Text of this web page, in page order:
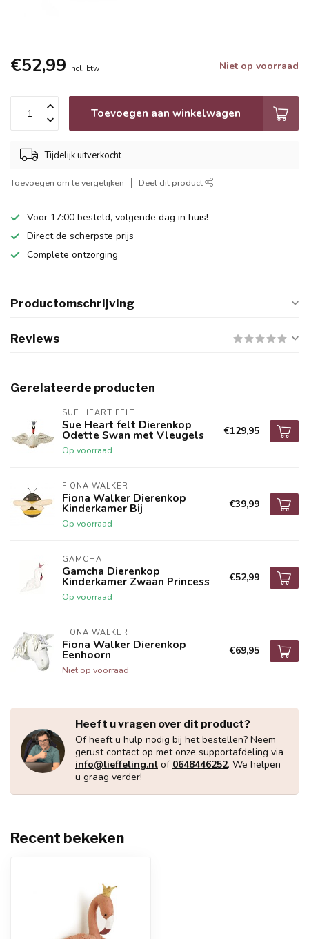
€52,99 Incl. btw Niet op voorraad
Toevoegen aan winkelwagen
Tijdelijk uitverkocht
Toevoegen om te vergelijken Deel dit product
Voor 17:00 besteld, volgende dag in huis!
Direct de scherpste prijs
Complete ontzorging
Productomschrijving
Reviews
Gerelateerde producten
SUE HEART FELT
Sue Heart felt Dierenkop
Odette Swan met Vleugels
Op voorraad
€129,95
FIONA WALKER
Fiona Walker Dierenkop
Kinderkamer Bij
Op voorraad
€39,99
GAMCHA
Gamcha Dierenkop
Kinderkamer Zwaan Princess
Op voorraad
€52,99
FIONA WALKER
Fiona Walker Dierenkop
Eenhoorn
Niet op voorraad
€69,95
Heeft u vragen over dit product?
Of heeft u hulp nodig bij het bestellen? Neem
gerust contact op met onze supportafdeling via
info@lieffeling.nl of 0648446252. We helpen
u graag verder!
Recent bekeken